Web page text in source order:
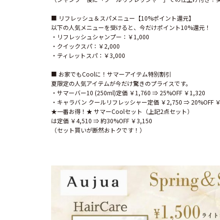
■ リフレッシュ＆スパメニュー【10%ポイント還元】
以下の人気メニューを受けると、今だけポイント10%還元！
・リフレッシュシャンプー：￥1,000
・クイックスパ：￥2,000
・ティレットスパ：￥3,000
■ お家でもCoolに！サマーアイテム特別割引
夏限定の人気アイテムが今だけ驚きのプライスです。
・サマーバー10 (250ml)定価 ￥1,760 ⇒ 25%OFF ￥1,320
・キャラバン クールリフレッシャー定価 ￥2,750 ⇒ 20%OFF
★一番お得！★ サマーCoolセット（上記2点セット）
は定価 ￥4,510 ⇒ 約30%OFF ￥3,150
（セット買いが断然おトクです！）